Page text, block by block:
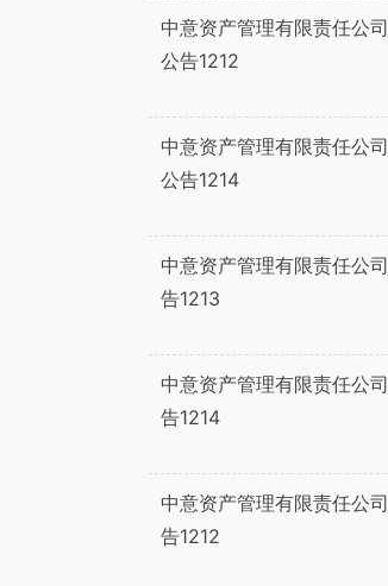
中意资产管理有限责任公
公告1212
中意资产管理有限责任公
公告1214
中意资产管理有限责任公
告1213
中意资产管理有限责任公
告1214
中意资产管理有限责任公
告1212